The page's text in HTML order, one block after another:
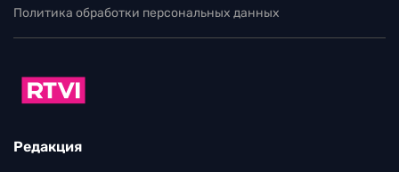
Политика обработки персональных данных
Редакция